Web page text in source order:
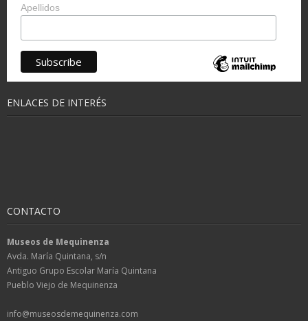
Apellidos
ENLACES DE INTERÉS
CONTACTO
Museos de Mequinenza
Avda. María Quintana, s/n
Antiguo Grupo Escolar María Quintana
Pueblo Viejo de Mequinenza
info@museosdemequinenza.com